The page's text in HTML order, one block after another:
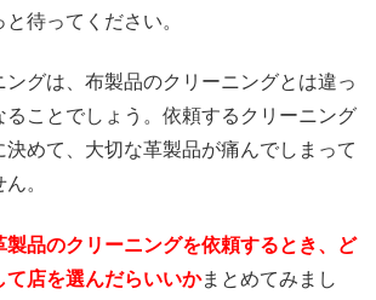
待ってください。
グは、布製品のクリーニングとは違っ
ることでしょう。依頼するクリーニング
決めて、大切な革製品が痛んでしまって
。
製品のクリーニングを依頼するとき、ど
て店を選んだらいいかまとめてみまし